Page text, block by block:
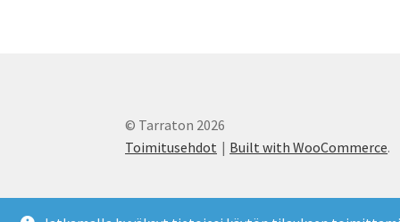
© Tarraton 2026
Toimitusehdot
Built with WooCommerce.